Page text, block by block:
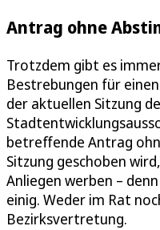
Antrag ohne
Trotzdem gibt es
Bestrebungen für
der aktuellen Sitzung
betreffende Antrag
Sitzung geschoben
Anliegen werben –
einig. Weder im Rat
Bezirksvertretung.